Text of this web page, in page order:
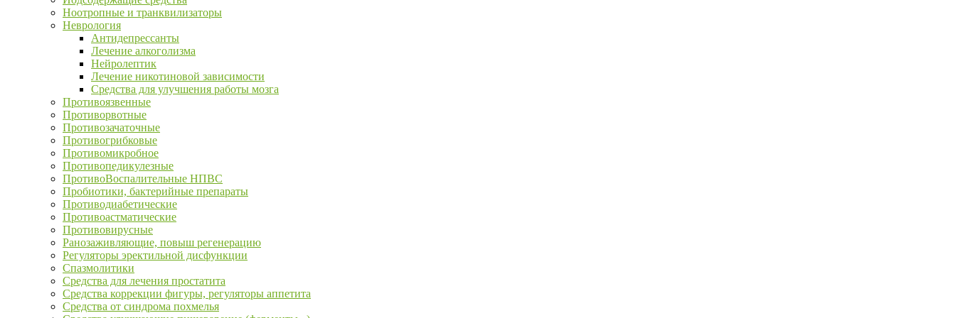
Ноотропные и транквилизаторы
Неврология
Антидепрессанты
Лечение алкоголизма
Нейролептик
Лечение никотиновой зависимости
Средства для улучшения работы мозга
Противоязвенные
Противорвотные
Противозачаточные
Противогрибковые
Противомикробное
Противопедикулезные
ПротивоВоспалительные НПВС
Пробиотики, бактерийные препараты
Противодиабетические
Противоастматические
Противовирусные
Ранозаживляющие, повыш регенерацию
Регуляторы эректильной дисфункции
Спазмолитики
Средства для лечения простатита
Средства коррекции фигуры, регуляторы аппетита
Средства от синдрома похмелья